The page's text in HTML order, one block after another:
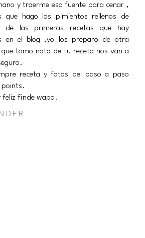
y traerme esa fuente para cenar ,
que hago los pimientos rellenos de
de las primeras recetas que hay
en el blog ,yo los preparo de otra
tomo nota de tu receta nos van a
receta y fotos del paso a paso
points.
feliz finde wapa.